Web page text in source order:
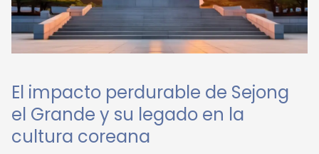
El impacto perdurable de Sejong
el Grande y su legado en la
cultura coreana